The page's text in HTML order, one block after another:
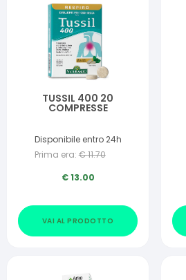
TUSSIL 400 20
COMPRESSE
Disponibile entro 24h
Prima era: €11.70
€13.00
VAI AL PRODOTTO